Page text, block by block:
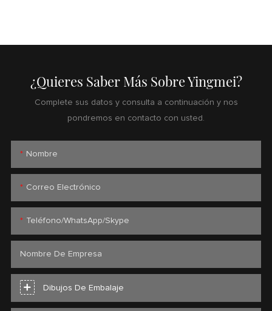
¿Quieres Saber Más Sobre Yingmei?
Complete sus datos y consulta a continuación y nos
pondremos en contacto con usted.
Nombre
Correo Electrónico
Teléfono/WhatsApp/Skype
Nombre De Empresa
Dibujos De Embalaje